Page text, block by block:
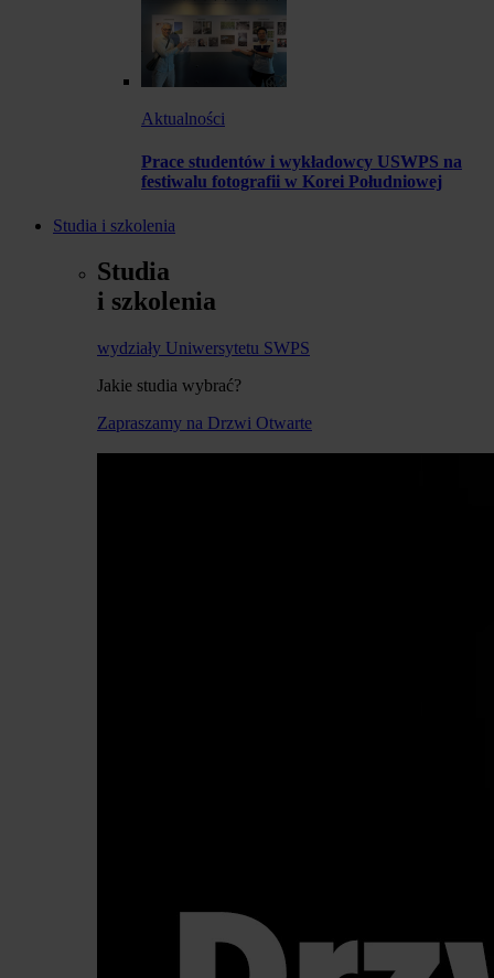
Aktualności
Prace studentów i wykładowcy USWPS na
festiwalu fotografii w Korei Południowej
Studia i szkolenia
Studia
i szkolenia
wydziały Uniwersytetu SWPS
Jakie studia wybrać?
Zapraszamy na Drzwi Otwarte